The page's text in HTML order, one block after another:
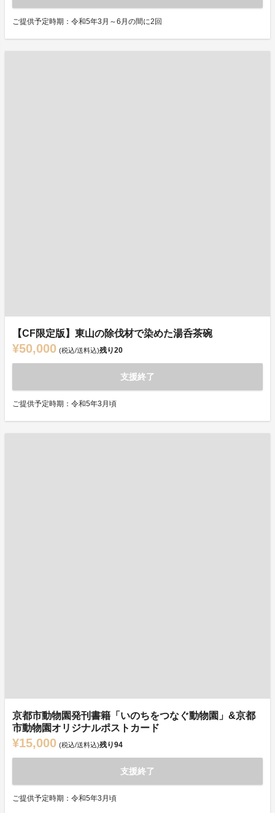
ご提供予定時期：令和5年3月～6月の間に2回
【CF限定版】東山の除伐材で染めた湯呑茶碗
¥50,000 (税込/送料込)残り20
支援終了
ご提供予定時期：令和5年3月頃
京都市動物園発刊書籍「いのちをつなぐ動物園」&京都
市動物園オリジナルポストカード
¥15,000 (税込/送料込)残り94
支援終了
ご提供予定時期：令和5年3月頃